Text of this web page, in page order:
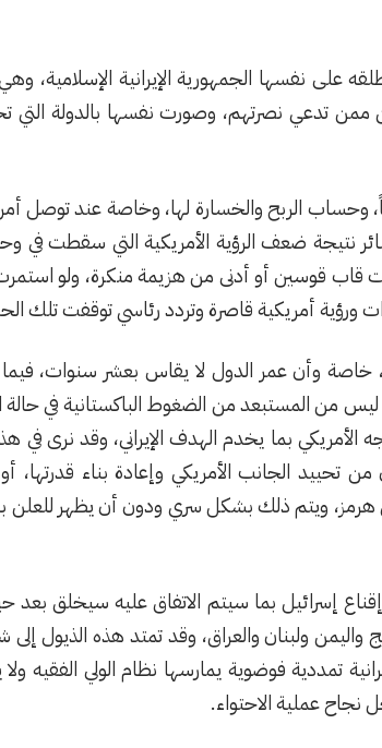
على نفسها الجمهورية الإيرانية
ممن تدعي نصرتهم، وصورت نفسها بالدولة
الذهاب إليه هو وضعها الأخير بعد حرب الـ38 يوماً، وحساب الربح
نتيجة ضعف الرؤية الأمريكية التي سقطت في
ورؤية أمريكية قاصرة وتردد رئاسي توقفت تلك
خاصة وأن عمر الدول لا يقاس بعشر سنوات،
ليس من المستبعد من الضغوط الباكستانية في
الأمريكي بما يخدم الهدف الإيراني، وقد نرى
تحييد الجانب الأمريكي وإعادة بناء
ويتم ذلك بشكل سري ودون أن يظهر للعلن بما
إسرائيل بما سيتم الاتفاق عليه سيخلق بعد
واليمن ولبنان والعراق، وقد تمتد هذه
تمددية فوضوية يمارسها نظام الولي الفقيه
نجاح عملية الاحتواء.